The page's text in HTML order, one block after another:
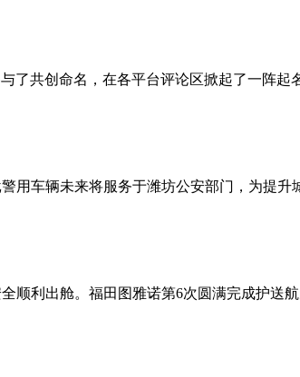
了共创命名，在各平台评论区掀起了一阵
用车辆未来将服务于潍坊公安部门，为提
顺利出舱。福田图雅诺第6次圆满完成护送